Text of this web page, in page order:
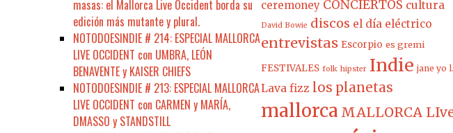
masas: el Mallorca Live Occident borda su
edición más mutante y plural.
NOTODOESINDIE # 214: ESPECIAL MALLORCA
LIVE OCCIDENT con UMBRA, LEÓN
BENAVENTE y KAISER CHIEFS
NOTODOESINDIE # 213: ESPECIAL MALLORCA
LIVE OCCIDENT con CARMEN y MARÍA,
DMASSO y STANDSTILL
ceremoney CONCIERTOS cultura
David Bowie discos el día eléctrico
entrevistas Escorpio es gremi
FESTIVALES folk hipster Indie jane yo
Lava fizz los planetas
mallorca MALLORCA